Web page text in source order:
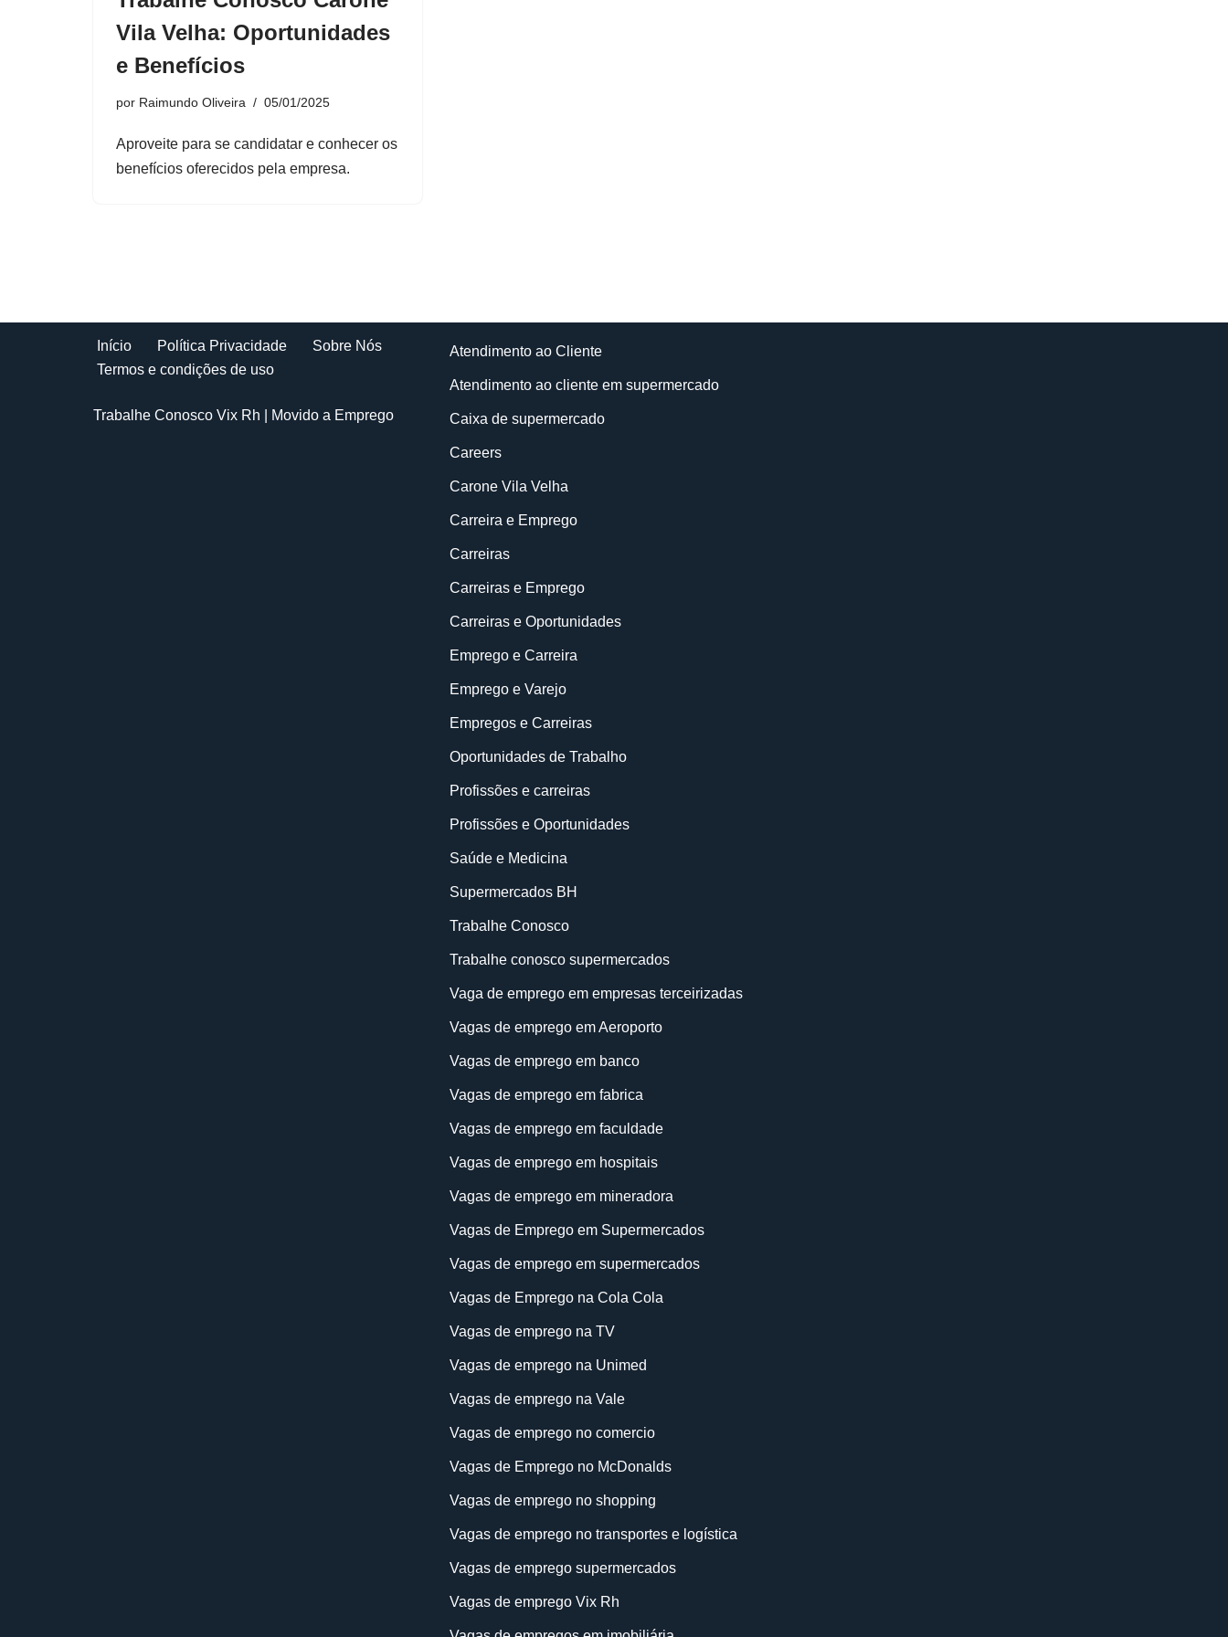
Vila Velha: Oportunidades
e Benefícios
por Raimundo Oliveira 05/01/2025
Aproveite para se candidatar e conhecer os
benefícios oferecidos pela empresa.
Início Política Privacidade
Sobre Nós
Termos e condições de uso
Trabalhe Conosco Vix Rh | Movido a Emprego
Atendimento ao Cliente
Atendimento ao cliente em supermercado
Caixa de supermercado
Careers
Carone Vila Velha
Carreira e Emprego
Carreiras
Carreiras e Emprego
Carreiras e Oportunidades
Emprego e Carreira
Emprego e Varejo
Empregos e Carreiras
Oportunidades de Trabalho
Profissões e carreiras
Profissões e Oportunidades
Saúde e Medicina
Supermercados BH
Trabalhe Conosco
Trabalhe conosco supermercados
Vaga de emprego em empresas terceirizadas
Vagas de emprego em Aeroporto
Vagas de emprego em banco
Vagas de emprego em fabrica
Vagas de emprego em faculdade
Vagas de emprego em hospitais
Vagas de emprego em mineradora
Vagas de Emprego em Supermercados
Vagas de emprego em supermercados
Vagas de Emprego na Cola Cola
Vagas de emprego na TV
Vagas de emprego na Unimed
Vagas de emprego na Vale
Vagas de emprego no comercio
Vagas de Emprego no McDonalds
Vagas de emprego no shopping
Vagas de emprego no transportes e logística
Vagas de emprego supermercados
Vagas de emprego Vix Rh